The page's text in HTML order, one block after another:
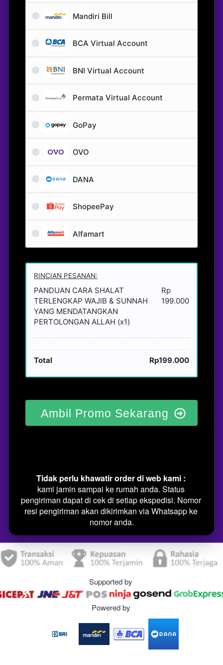
Mandiri Bill
BCA Virtual Account
BNI Virtual Account
Permata Virtual Account
GoPay
OVO
DANA
ShopeePay
Alfamart
RINCIAN PESANAN:
PANDUAN CARA SHALAT
TERLENGKAP WAJIB & SUNNAH
YANG MENDATANGKAN
PERTOLONGAN ALLAH (x1)
Rp
199.000
Total Rp199.000
Ambil Promo Sekarang
Tidak perlu khawatir order di web kami :
kami jamin sampai ke rumah anda. Status
pengiriman dapat di cek di setiap ekspedisi. Nomor
resi pengiriman akan dikirimkan via Whatsapp ke
nomor anda.
Supported by
Powered by